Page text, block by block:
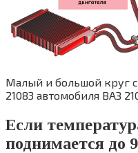
Малый и большой круг
21083 автомобиля ВАЗ
Если
поднимается до